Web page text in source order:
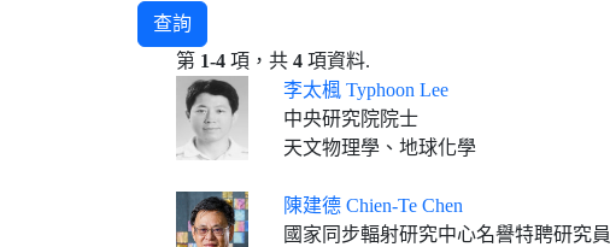
查詢
第 1-4 項，共 4 項資料.
李太楓 Typhoon Lee
中央研究院院士
天文物理學、地球化學
陳建德 Chien-Te Chen
國家同步輻射研究中心名譽特聘研究員